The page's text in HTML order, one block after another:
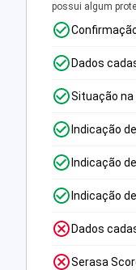
possui algum
Dados
Situação na
Indicação
Indicação
Indicação
Dados
Serasa